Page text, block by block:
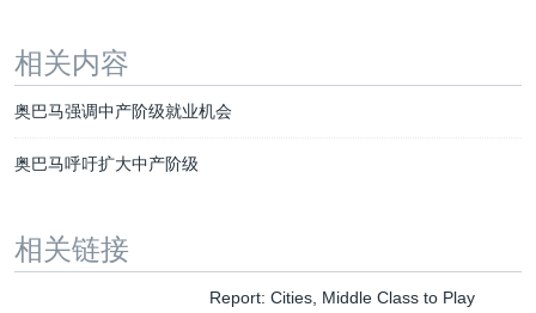
相关内容
奥巴马强调中产阶级就业机会
奥巴马呼吁扩大中产阶级
相关链接
Report: Cities, Middle Class to Play